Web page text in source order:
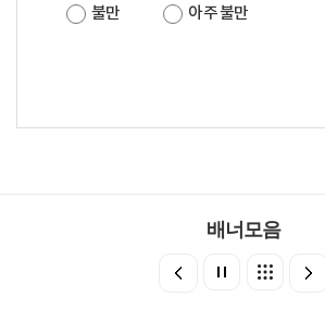
불만
아주 불만
배너모음